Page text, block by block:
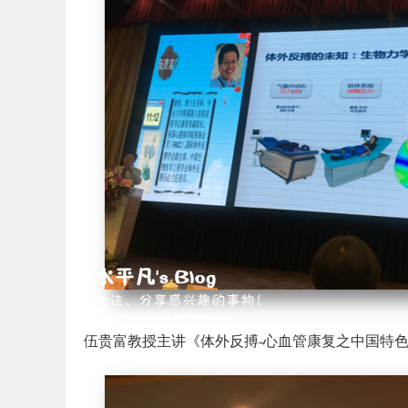
伍贵富教授主讲《体外反搏-心血管康复之中国特